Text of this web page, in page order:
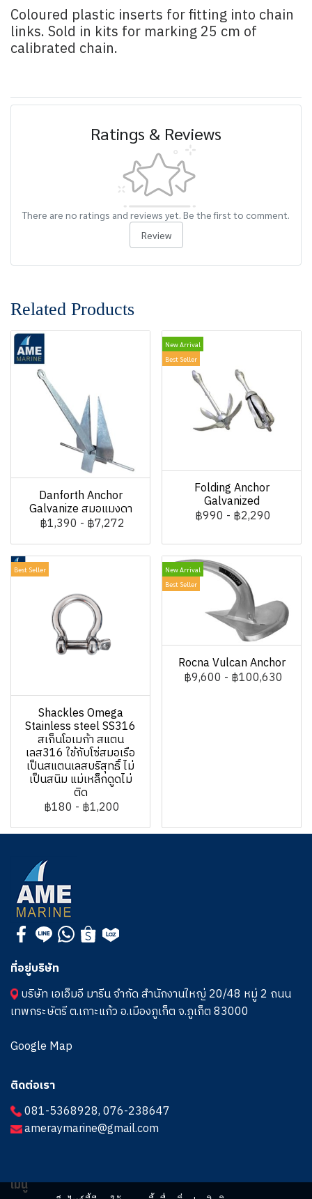
Coloured plastic inserts for fitting into chain
links. Sold in kits for marking 25 cm of
calibrated chain.
Ratings & Reviews
There are no ratings and reviews yet. Be the first to comment.
Review
Related Products
Danforth Anchor
Galvanize สมอแมงดา
฿1,390 - ฿7,272
New Arrival
Best Seller
Folding Anchor
Galvanized
฿990 - ฿2,290
Best Seller
Shackles Omega
Stainless steel SS316
สเก็นโอเมก้า สแตน
เลส316 ใช้กับโซ่สมอเรือ
เป็นสแตนเลสบริสุทธิ์ ไม่
เป็นสนิม แม่เหล็กดูดไม่
ติด
฿180 - ฿1,200
New Arrival
Best Seller
Rocna Vulcan Anchor
฿9,600 - ฿100,630
ที่อยู่บริษัท
บริษัท เอเอ็มอี มารีน จำกัด สำนักงานใหญ่ 20/48 หมู่ 2 ถนน
เทพกระษัตรี ต.เกาะแก้ว อ.เมืองภูเก็ต จ.ภูเก็ต 83000
Google Map
ติดต่อเรา
081-5368928,076-238647
ameraymarine@gmail.com
เมนู